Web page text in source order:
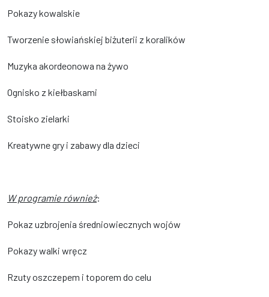
Pokazy kowalskie
Tworzenie słowiańskiej biżuterii z koralików
Muzyka akordeonowa na żywo
Ognisko z kiełbaskami
Stoisko zielarki
Kreatywne gry i zabawy dla dzieci
W programie również:
Pokaz uzbrojenia średniowiecznych wojów
Pokazy walki wręcz
Rzuty oszczepem i toporem do celu